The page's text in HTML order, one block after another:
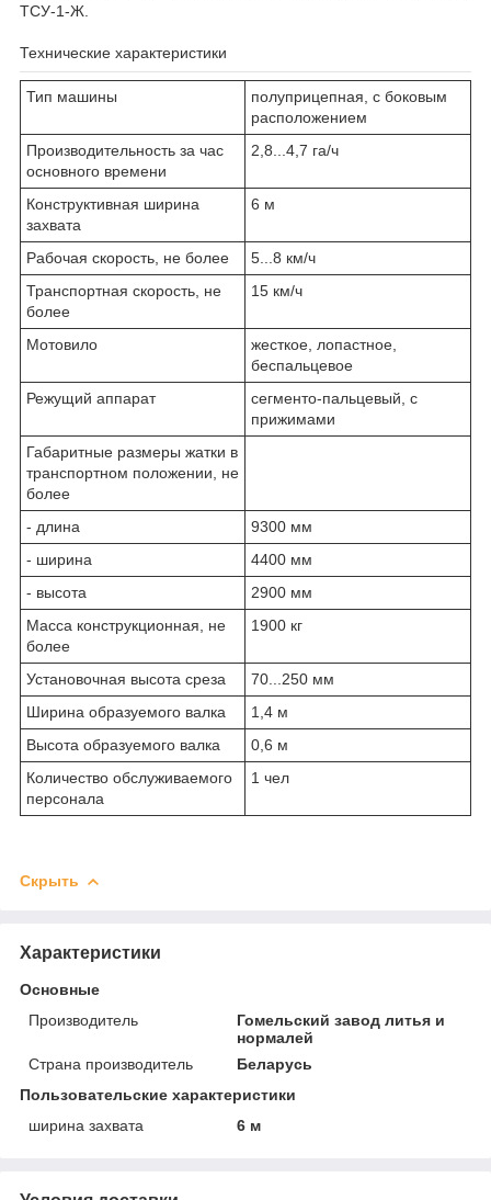
ТСУ-1-Ж.
Технические характеристики
Тип машины
полуприцепная, с боковым
расположением
Производительность за час
основного времени
2,8...4,7 га/ч
Конструктивная ширина
захвата
6 м
Рабочая скорость, не более
5...8 км/ч
Транспортная скорость, не
более
15 км/ч
Мотовило
жесткое, лопастное,
беспальцевое
Режущий аппарат
сегменто-пальцевый, с
прижимами
Габаритные размеры жатки в
транспортном положении, не
более
- длина
9300 мм
- ширина
4400 мм
- высота
2900 мм
Масса конструкционная, не
более
1900 кг
Установочная высота среза
70...250 мм
Ширина образуемого валка
1,4 м
Высота образуемого валка
0,6 м
Количество обслуживаемого
персонала
1 чел
Скрыть
Характеристики
Основные
Производитель
Гомельский завод литья и
нормалей
Страна производитель
Беларусь
Пользовательские характеристики
ширина захвата
6 м